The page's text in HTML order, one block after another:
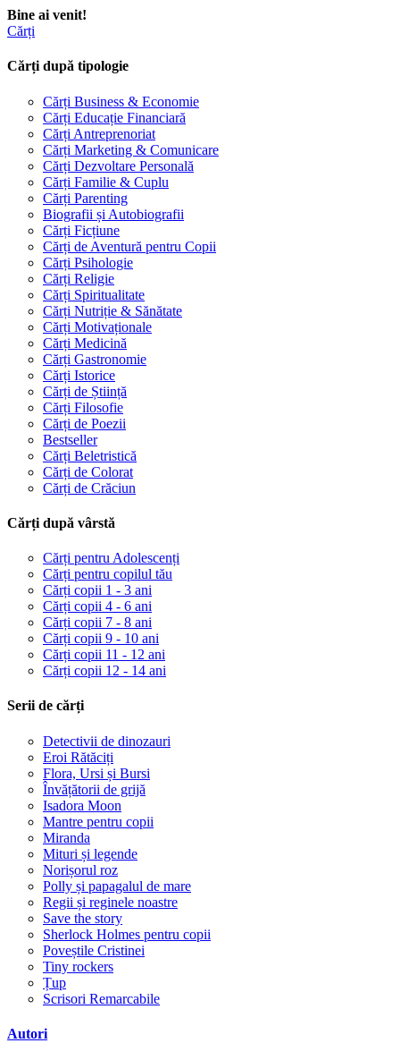
Bine ai venit!
Cărți
Cărți după tipologie
Cărți Business & Economie
Cărți Educație Financiară
Cărți Antreprenoriat
Cărți Marketing & Comunicare
Cărți Dezvoltare Personală
Cărți Familie & Cuplu
Cărți Parenting
Biografii și Autobiografii
Cărți Ficțiune
Cărți de Aventură pentru Copii
Cărți Psihologie
Cărți Religie
Cărți Spiritualitate
Cărți Nutriție & Sănătate
Cărți Motivaționale
Cărți Medicină
Cărți Gastronomie
Cărți Istorice
Cărți de Știință
Cărți Filosofie
Cărți de Poezii
Bestseller
Cărți Beletristică
Cărți de Colorat
Cărți de Crăciun
Cărți după vârstă
Cărți pentru Adolescenți
Cărți pentru copilul tău
Cărți copii 1 - 3 ani
Cărți copii 4 - 6 ani
Cărți copii 7 - 8 ani
Cărți copii 9 - 10 ani
Cărți copii 11 - 12 ani
Cărți copii 12 - 14 ani
Serii de cărți
Detectivii de dinozauri
Eroi Rătăciți
Flora, Ursi și Bursi
Învățătorii de grijă
Isadora Moon
Mantre pentru copii
Miranda
Mituri și legende
Norișorul roz
Polly și papagalul de mare
Regii și reginele noastre
Save the story
Sherlock Holmes pentru copii
Poveștile Cristinei
Tiny rockers
Țup
Scrisori Remarcabile
Autori